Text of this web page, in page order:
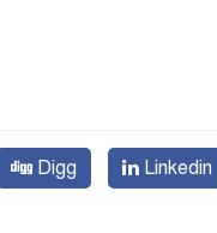
Digg Linkedin